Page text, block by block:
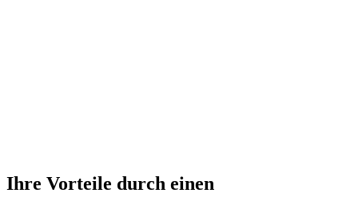
Ihre Vorteile durch einen